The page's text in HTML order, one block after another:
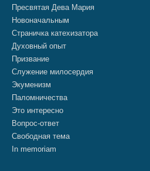
Пресвятая Дева Мария
Новоначальным
Страничка катехизатора
Духовный опыт
Призвание
Служение милосердия
Экуменизм
Паломничества
Это интересно
Вопрос-ответ
Свободная тема
In memoriam